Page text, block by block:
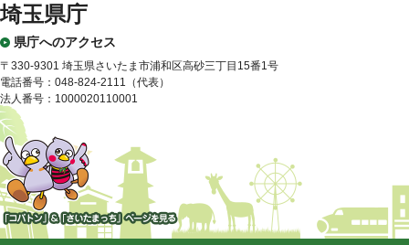
埼玉県庁
県庁へのアクセス
〒330-9301 埼玉県さいたま市浦和区高砂三丁目15番1号
電話番号：048-824-2111（代表）
法人番号：1000020110001
「コバトン」&「さいたまっ